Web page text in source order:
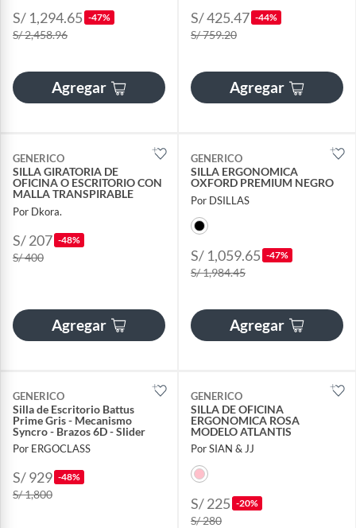
S/ 1,294.65 -47%
S/ 2,458.96
Agregar
S/ 425.47 -44%
S/ 759.20
Agregar
GENERICO
SILLA GIRATORIA DE
OFICINA O ESCRITORIO CON
MALLA TRANSPIRABLE
Por Dkora.
S/ 207 -48%
S/ 400
Agregar
GENERICO
SILLA ERGONOMICA
OXFORD PREMIUM NEGRO
Por DSILLAS
S/ 1,059.65 -47%
S/ 1,984.45
Agregar
GENERICO
Silla de Escritorio Battus
Prime Gris - Mecanismo
Syncro - Brazos 6D - Slider
Por ERGOCLASS
S/ 929 -48%
S/ 1,800
GENERICO
SILLA DE OFICINA
ERGONOMICA ROSA
MODELO ATLANTIS
Por SIAN & JJ
S/ 225 -20%
S/ 280